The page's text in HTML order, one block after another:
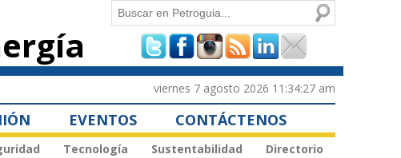
Formulario de
búsqueda
Buscar
viernes 7 agosto 2026 11:34:27 am
EVENTOS CONTÁCTENOS
Tecnología Sustentabilidad Directorio